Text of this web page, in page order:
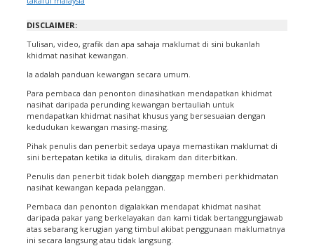
DISCLAIMER:
Tulisan, video, grafik dan apa sahaja maklumat di sini bukanlah
khidmat nasihat kewangan.
Ia adalah panduan kewangan secara umum.
Para pembaca dan penonton dinasihatkan mendapatkan khidmat
nasihat daripada perunding kewangan bertauliah untuk
mendapatkan khidmat nasihat khusus yang bersesuaian dengan
kedudukan kewangan masing-masing.
Pihak penulis dan penerbit sedaya upaya memastikan maklumat di
sini bertepatan ketika ia ditulis, dirakam dan diterbitkan.
Penulis dan penerbit tidak boleh dianggap memberi perkhidmatan
nasihat kewangan kepada pelanggan.
Pembaca dan penonton digalakkan mendapat khidmat nasihat
daripada pakar yang berkelayakan dan kami tidak bertanggungjawab
atas sebarang kerugian yang timbul akibat penggunaan maklumatnya
ini secara langsung atau tidak langsung.